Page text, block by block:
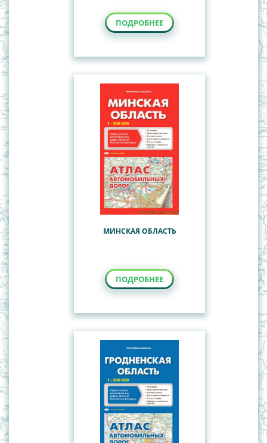
ПОДРОБНЕЕ
МИНСКАЯ ОБЛАСТЬ
ПОДРОБНЕЕ